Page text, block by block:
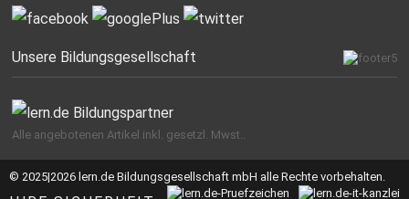
Unsere Bildungsgesellschaft
Alle angebotenen Artikel inkl. gesetzl. Mwst..
© 2025|2026 lern.de Bildungsgesellschaft mbH alle Rechte vorbehalten.